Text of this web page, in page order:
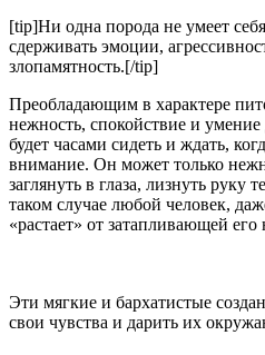
[tip]Ни одна порода не умеет
сдерживать эмоции,
злопамятность.[/tip]
Преобладающим в характере
нежность, спокойствие и умение
будет часами сидеть и ждать,
внимание. Он может только
заглянуть в глаза, лизнуть
таком случае любой человек,
«растает» от затапливающей
Эти мягкие и бархатистые
свои чувства и дарить их